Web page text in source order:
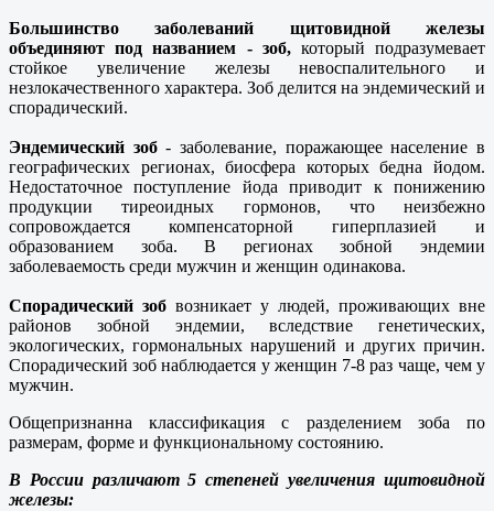
Большинство заболеваний щитовидной железы
объединяют под названием - зоб,который подразумевает
стойкое увеличение железы невоспалительного и
незлокачественного характера. Зоб делится на эндемический и
спорадический.
Эндемический зоб- заболевание, поражающее население в
географических регионах, биосфера которых бедна йодом.
Недостаточное поступление йода приводит к понижению
продукции тиреоидных гормонов, что неизбежно
сопровождается компенсаторной гиперплазией и
образованием зоба. В регионах зобной эндемии
заболеваемость среди мужчин и женщин одинакова.
Спорадический зоб возникает у людей, проживающих вне
районов зобной эндемии, вследствие генетических,
экологических, гормональных нарушений и других причин.
Спорадический зоб наблюдается у женщин 7-8 раз чаще, чем у
мужчин.
Общепризнанна классификация с разделением зоба по
размерам, форме и функциональному состоянию.
В России различают 5 степеней увеличения щитовидной
железы: